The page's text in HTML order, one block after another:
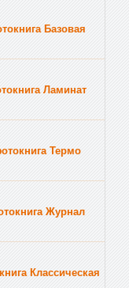
Базовая
Ламинат
Термо
Журнал
Классическая